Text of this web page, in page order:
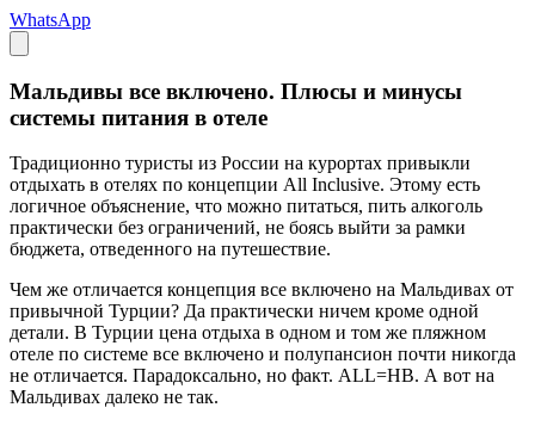
WhatsApp
Мальдивы все включено. Плюсы и минусы
системы питания в отеле
Традиционно туристы из России на курортах привыкли
отдыхать в отелях по концепции All Inclusive. Этому есть
логичное объяснение, что можно питаться, пить алкоголь
практически без ограничений, не боясь выйти за рамки
бюджета, отведенного на путешествие.
Чем же отличается концепция все включено на Мальдивах от
привычной Турции? Да практически ничем кроме одной
детали. В Турции цена отдыха в одном и том же пляжном
отеле по системе все включено и полупансион почти никогда
не отличается. Парадоксально, но факт. ALL=HB. А вот на
Мальдивах далеко не так.